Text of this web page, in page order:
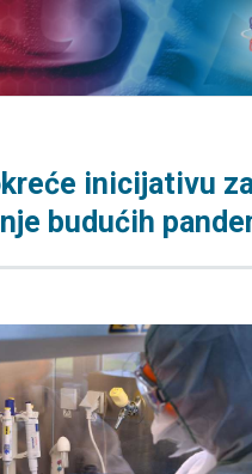
inicijativu
budućih